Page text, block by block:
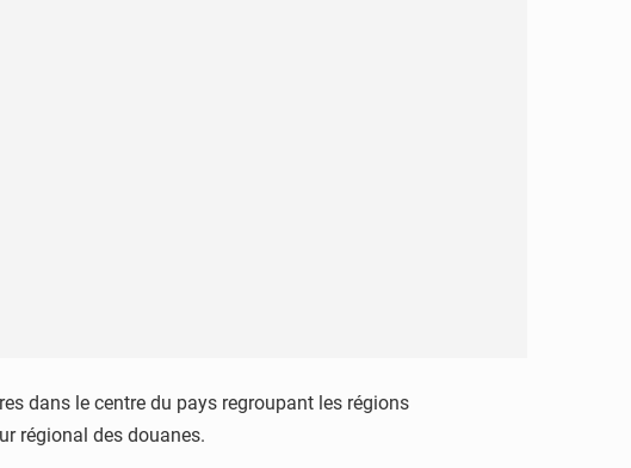
dans le centre du pays regroupant les régions
régional des douanes.